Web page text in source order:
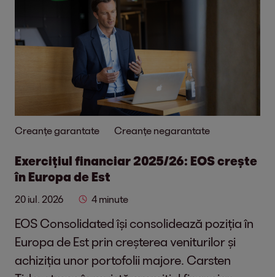
Creanțe garantate Creanțe negarantate
Exercițiul financiar 2025/26: EOS crește
în Europa de Est
20 iul. 2026 4 minute
EOS Consolidated își consolidează poziția în
Europa de Est prin creșterea veniturilor și
achiziția unor portofolii majore. Carsten